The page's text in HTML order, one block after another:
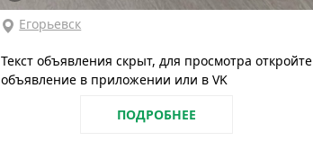
Егорьевск
Текст объявления скрыт, для просмотра откройте
объявление в приложении или в VK
ПОДРОБНЕЕ